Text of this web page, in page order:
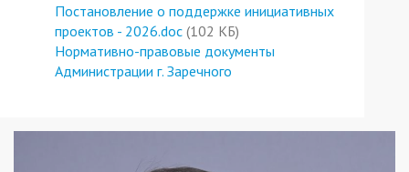
Постановление о поддержке инициативных
проектов - 2026.doc (102 КБ)
Нормативно-правовые документы
Администрации г. Заречного